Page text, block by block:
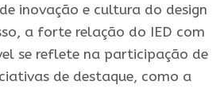
inovação e cultura do design
a forte relação do IED com
se reflete na participação de
de destaque, como a